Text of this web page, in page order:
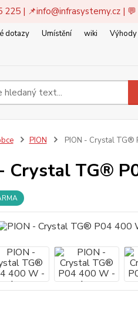
225 | 📌info@infrasystemy.cz| 💬
dotazy Umístění wiki
PION PION - Crystal TG®
Crystal TG®